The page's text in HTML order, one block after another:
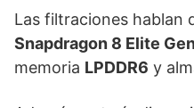
Las filtraciones hablan
Snapdragon 8 Elite
memoria LPDDR6 y